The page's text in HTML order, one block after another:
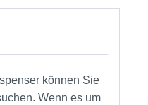
können Sie
Wenn es um